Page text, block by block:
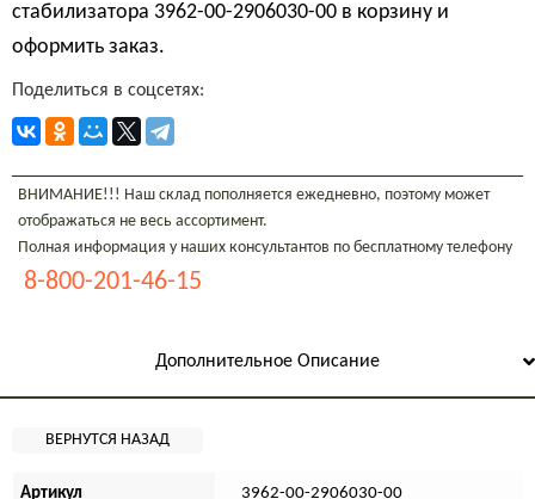
стабилизатора 3962-00-2906030-00 в корзину и
оформить заказ.
Поделиться в соцсетях:
ВНИМАНИЕ!!! Наш склад пополняется ежедневно, поэтому может
отображаться не весь ассортимент.
Полная информация у наших консультантов по бесплатному телефону
8-800-201-46-15
Дополнительное Описание
Артикул 3962-00-2906030-00